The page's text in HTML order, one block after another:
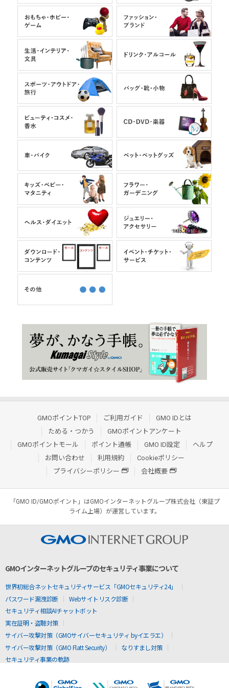
GMOポイントTOP ご利用ガイド
GMO IDとは
ためる・つかう
GMOポイントアンケート
GMOポイントモール
ポイント通帳 GMO ID設定
ヘルプ
お問い合わせ
利用規約
Cookieポリシー
プライバシーポリシー
会社概要
「GMO ID/GMOポイント」はGMOインターネットグループ株式会社（東証プ
ライム上場）が運営しています。
GMOインターネットグループのセキュリティ事業について
世界初総合ネットセキュリティサービス「GMOセキュリティ24」
パスワード漏洩診断
Webサイトリスク診断
セキュリティ相談AIチャットボット
実在証明・盗聴対策
サイバー攻撃対策（GMOサイバーセキュリティ byイエラエ）
サイバー攻撃対策（GMO Flatt Security）
なりすまし対策
セキュリティ事業の軌跡